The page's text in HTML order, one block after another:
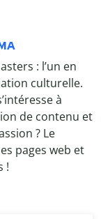
: l’un en
culturelle.
à
de contenu et
? Le
pages web et
!